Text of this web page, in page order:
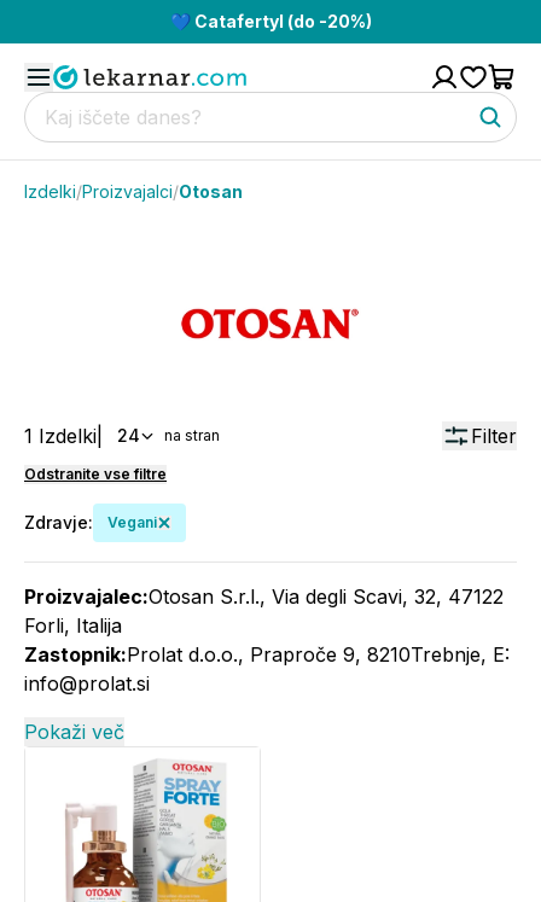
💙 Catafertyl (do -20%)
Izdelki/Proizvajalci/Otosan
1 Izdelki 24 na stran Filter
Odstranite vse filtre
Zdravje: Vegani
Proizvajalec:Otosan S.r.l., Via degli Scavi, 32, 47122
Forli, Italija
Zastopnik:Prolat d.o.o., Praproče 9, 8210Trebnje, E:
info@prolat.si
Pokaži več